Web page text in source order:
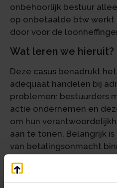
onbehoorlijk bestuur
op onbetaalde btw
door voor de
Wat leren we hieruit?
Deze casus benadrukt
adequaat handelen bij
problemen: bestuurders
actie ondernemen en
om hun
aan te tonen. Belangrijk
van betalingsonmacht
aansprakelijkheid te
het belang van